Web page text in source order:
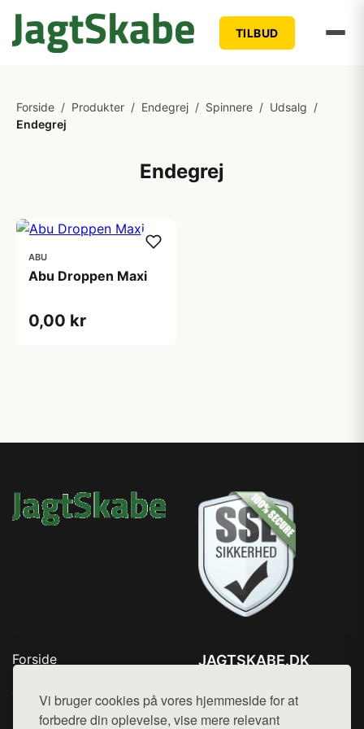
Vi bruger cookies på vores hjemmeside for at
forbedre din oplevelse, vise mere relevant
TILBUD
Forside / Produkter / Endegrej / Spinnere / Udsalg /
Endegrej
Endegrej
ABU
Abu Droppen Maxi
0,00 kr
Forside
Top Rabatter
Blog
JAGTSKABE.DK
Mail: hej@want.dk